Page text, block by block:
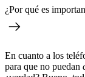
¿Por qué es
En cuanto a los
para que no puedan